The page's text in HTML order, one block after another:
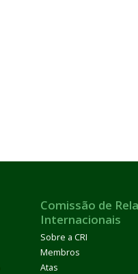
Comissão de
Internacionais
Sobre a CRI
Membros
Atas